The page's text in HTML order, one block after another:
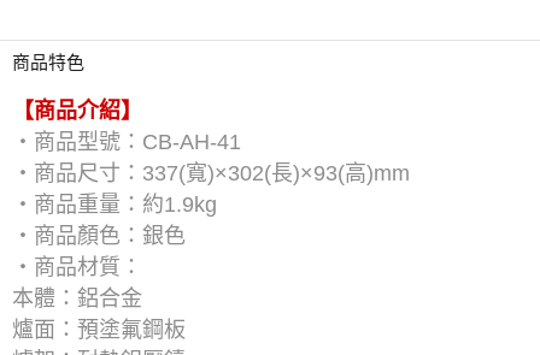
商品特色
【商品介紹】
‧商品型號：CB-AH-41
‧商品尺寸：337(寬)×302(長)×93(高)mm
‧商品重量：約1.9kg
‧商品顏色：銀色
‧商品材質：
本體：鋁合金
爐面：預塗氟鋼板